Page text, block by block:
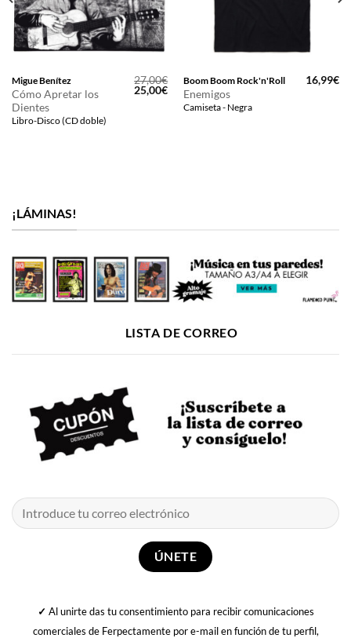
Migue Benítez
Cómo Apretar los
Dientes
Libro-Disco (CD doble)
27,00€
El
precio
25,00€El
precio
actual
Boom Boom Rock'n'Roll
Enemigos
Camiseta - Negra
16,99€
¡LÁMINAS!
LISTA DE CORREO
✓ Al unirte das tu consentimiento para recibir comunicaciones
comerciales de Ferpectamente por e-mail en función de tu perfil,